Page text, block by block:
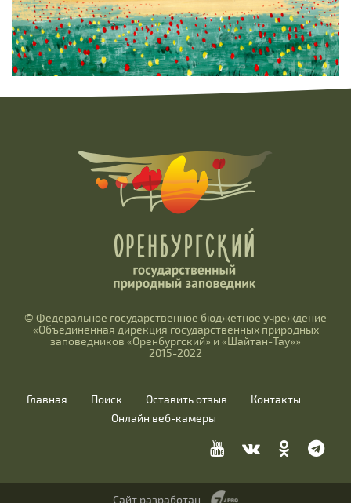
© Федеральное государственное бюджетное учреждение
«Объединенная дирекция государственных природных
заповедников «Оренбургский» и «Шайтан-Тау»»
2015-2022
Главная Поиск Оставить отзыв
Контакты
Онлайн веб-камеры
Сайт разработан